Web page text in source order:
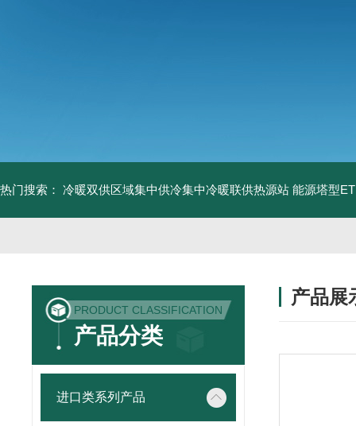
热门搜索： 冷暖双供区域集中供冷集中冷暖联供热源站 能源塔型
PRODUCT CLASSIFICATION
产品分类
进口类系列产品
产品展